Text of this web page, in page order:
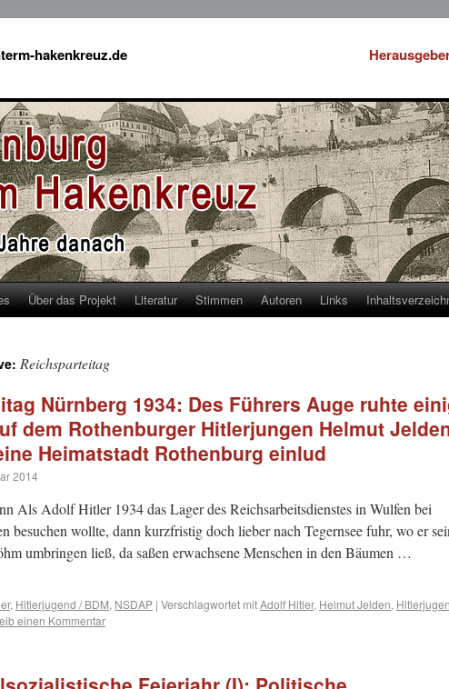
hakenkreuz.de
Über das Projekt Literatur Stimmen Autoren Links
Reichsparteitag
Nürnberg 1934: Des Führers Auge ruhte
dem Rothenburger Hitlerjungen Helmut
Heimatstadt Rothenburg einlud
2014
Als Adolf Hitler 1934 das Lager des Reichsarbeitsdienstes in Wulfen bei
besuchen wollte, dann kurzfristig doch lieber nach Tegernsee fuhr, wo er
umbringen ließ, da saßen erwachsene Menschen in den Bäumen …
, Hitlerjugend / BDM, NSDAP | Verschlagwortet mitAdolf Hitler, Helmut Jelden,
einen Kommentar